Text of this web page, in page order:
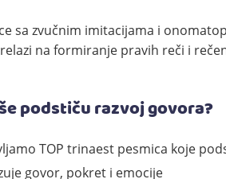
sa zvučnim imitacijama i
na formiranje pravih reči i
podstiču razvoj govora?
TOP trinaest pesmica koje
govor, pokret i emocije